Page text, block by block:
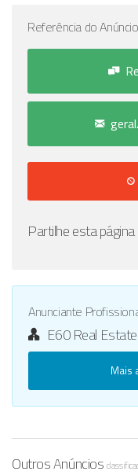
Referência do Anúncio
Partilhe esta página
Anunciante
E60 Real Estate
Mais
Outros Anúncios